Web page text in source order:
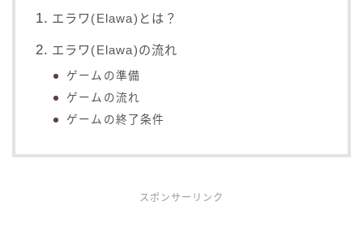
エラワ(Elawa)とは？
エラワ(Elawa)の流れ
ゲームの準備
ゲームの流れ
ゲームの終了条件
スポンサーリンク